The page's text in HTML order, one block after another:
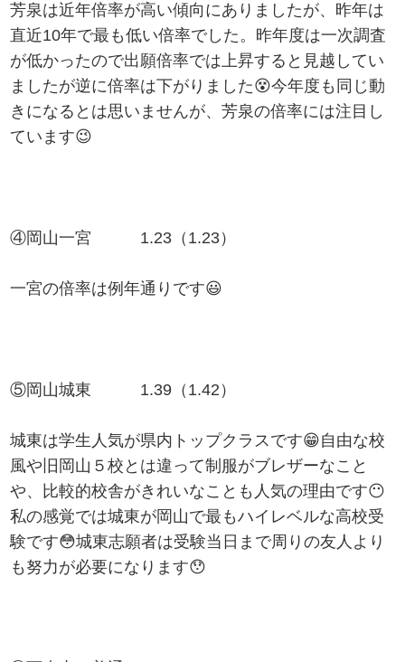
芳泉は近年倍率が高い傾向にありましたが、昨年は
直近10年で最も低い倍率でした。昨年度は一次調査
が低かったので出願倍率では上昇すると見越してい
ましたが逆に倍率は下がりました😵今年度も同じ動
きになるとは思いませんが、芳泉の倍率には注目し
ています😉
④岡山一宮 1.23（1.23）
一宮の倍率は例年通りです😃
⑤岡山城東 1.39（1.42）
城東は学生人気が県内トップクラスです😁自由な校
風や旧岡山５校とは違って制服がブレザーなこと
や、比較的校舎がきれいなことも人気の理由です😶
私の感覚では城東が岡山で最もハイレベルな高校受
験です😳城東志願者は受験当日まで周りの友人より
も努力が必要になります😯